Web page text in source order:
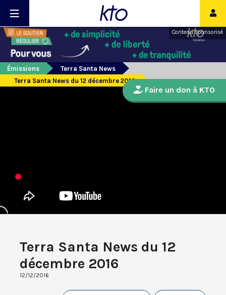
Contenu sponsorisé
Émissions
Terra Santa News
Terra Santa News du 12 décembre 2016
Terra Santa News du 12
décembre 2016
12/12/2016
Faire un don à KTO